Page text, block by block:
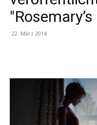
22. März 2014